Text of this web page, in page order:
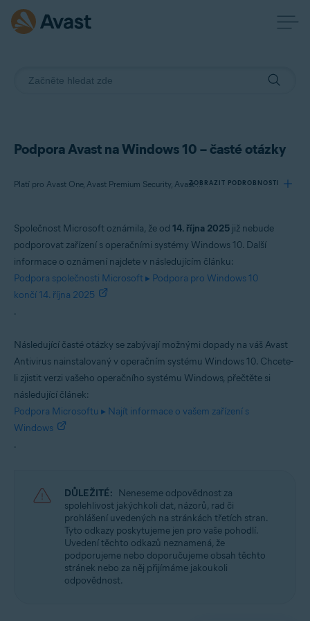
Podpora Avast na Windows 10 – časté otázky
Platí pro Avast One, Avast Premium Security, Avast Free Antivirus
ZOBRAZIT PODROBNOSTI
Avast Premium Security
Avast Free Antivirus
Společnost Microsoft oznámila, že od 14. října 2025 již nebude
podporovat zařízení s operačními systémy Windows 10. Další
informace o oznámení najdete v následujícím článku:
Podpora společnosti Microsoft ▸ Podpora pro Windows 10
končí 14. října 2025
.
Následující časté otázky se zabývají možnými dopady na váš Avast
Antivirus nainstalovaný v operačním systému Windows 10. Chcete-
li zjistit verzi vašeho operačního systému Windows, přečtěte si
následující článek:
Podpora Microsoftu ▸ Najít informace o vašem zařízení s
Windows
.
DŮLEŽITÉ: Neneseme odpovědnost za
spolehlivost jakýchkoli dat, názorů, rad či
prohlášení uvedených na stránkách třetích stran.
Tyto odkazy poskytujeme jen pro vaše pohodlí.
Uvedení těchto odkazů neznamená, že
podporujeme nebo doporučujeme obsah těchto
stránek nebo za něj přijímáme jakoukoli
odpovědnost.